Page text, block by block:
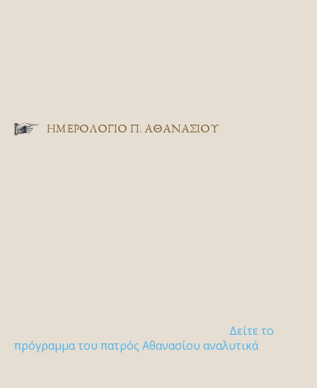
ΗΜΕΡΟΛΟΓΙΟ Π. ΑΘΑΝΑΣΙΟΥ
Δείτε το
πρόγραμμα του πατρός Αθανασίου αναλυτικά